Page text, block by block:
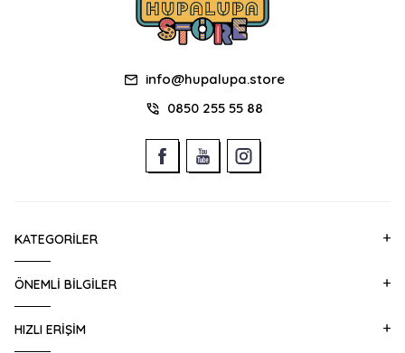
info@hupalupa.store
0850 255 55 88
KATEGORILER
ÖNEMLI BILGILER
HIZLI ERIŞIM